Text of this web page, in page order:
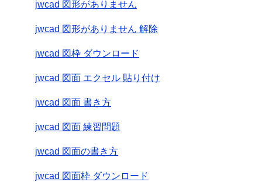
jwcad 図形がありません
jwcad 図形がありません 解除
jwcad 図枠 ダウンロード
jwcad 図面 エクセル 貼り付け
jwcad 図面 書き方
jwcad 図面 練習問題
jwcad 図面の書き方
jwcad 図面枠 ダウンロード